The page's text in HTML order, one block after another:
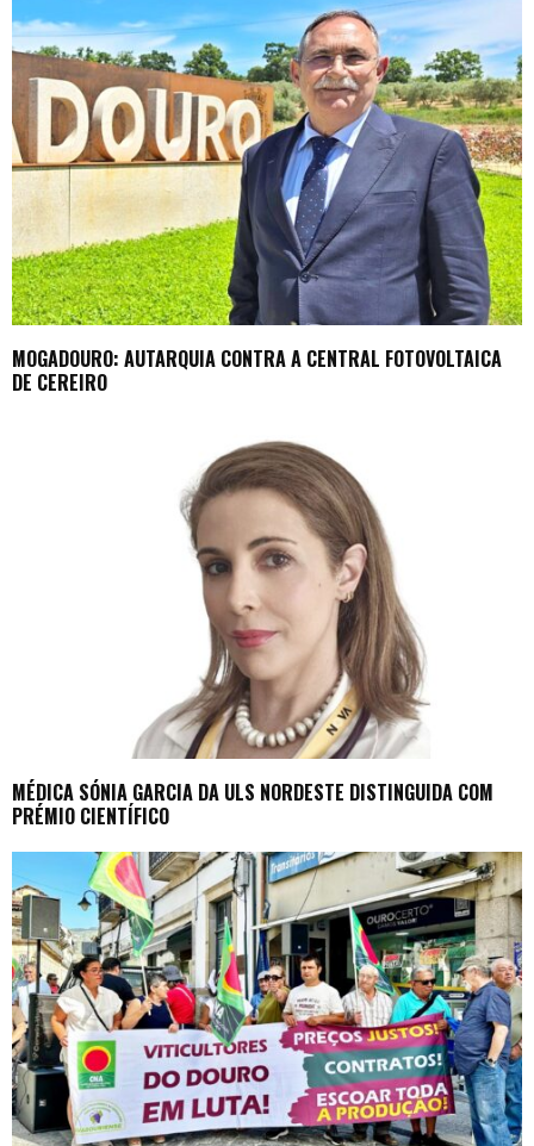
MOGADOURO: AUTARQUIA CONTRA A CENTRAL FOTOVOLTAICA
DE CEREIRO
MÉDICA SÓNIA GARCIA DA ULS NORDESTE DISTINGUIDA COM
PRÉMIO CIENTÍFICO